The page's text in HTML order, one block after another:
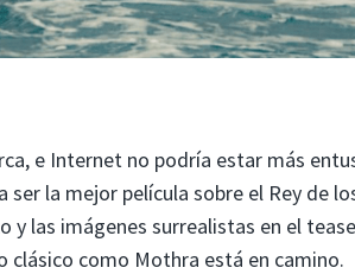
e Internet no podría estar más
ser la mejor película sobre el Rey de
las imágenes surrealistas en el
como Mothra está en camino.